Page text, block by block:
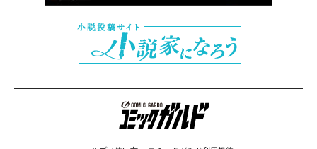
コミックガルド